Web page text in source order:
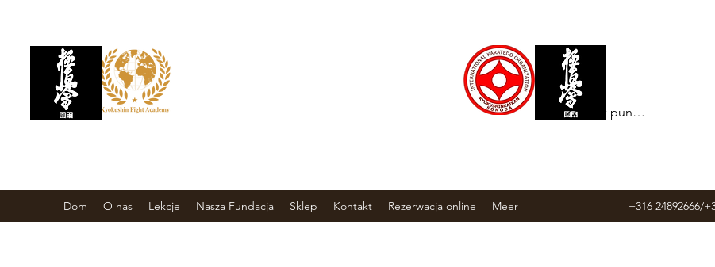
Zobacz punkty
Dom O nas Lekcje Nasza Fundacja Sklep Kontakt Rezerwacja online Meer +316 24892666/